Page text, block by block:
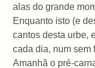
alas do grande
Enquanto isto (e
cantos desta urbe,
cada dia, num sem
Amanhã o pré-